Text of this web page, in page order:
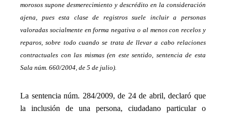
morosos supone desmerecimiento y descrédito en la consideración
ajena, pues esta clase de registros suele incluir a personas
valoradas socialmente en forma negativa o al menos con recelos y
reparos, sobre todo cuando se trata de llevar a cabo relaciones
contractuales con las mismas (en este sentido, sentencia de esta
Sala núm. 660/2004, de 5 de julio).
La sentencia núm. 284/2009, de 24 de abril, declaró que
la inclusión de una persona, ciudadano particular o